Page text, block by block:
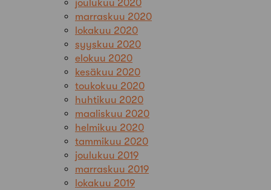
joulukuu 2020
marraskuu 2020
lokakuu 2020
syyskuu 2020
elokuu 2020
kesäkuu 2020
toukokuu 2020
huhtikuu 2020
maaliskuu 2020
helmikuu 2020
tammikuu 2020
joulukuu 2019
marraskuu 2019
lokakuu 2019